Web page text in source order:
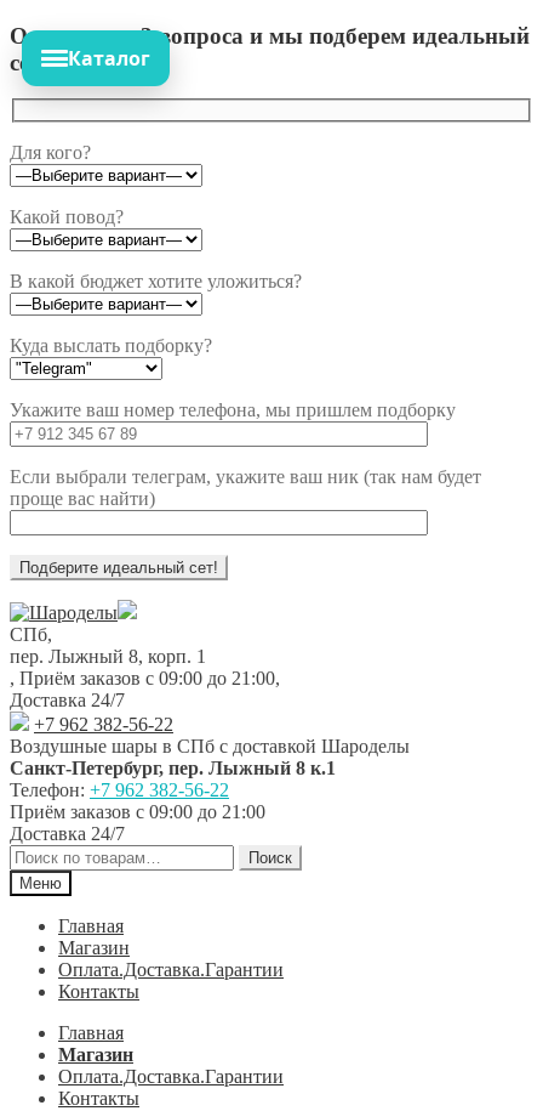
Ответьте на 3 вопроса и мы подберем идеальный
сет!
Для кого?
Какой повод?
В какой бюджет хотите уложиться?
Куда выслать подборку?
Укажите ваш номер телефона, мы пришлем подборку
Если выбрали телеграм, укажите ваш ник (так нам будет
проще вас найти)
Перейти
к
навигации
Перейти
к
содержимому
СПб,
пер. Лыжный 8, корп. 1
, Приём заказов с 09:00 до 21:00,
Доставка 24/7
+7 962 382-56-22
Воздушные шары в СПб с доставкой Шароделы
Санкт-Петербург, пер. Лыжный 8 к.1
Телефон: +7 962 382-56-22
Приём заказов с 09:00 до 21:00
Доставка 24/7
Искать:
Поиск
Меню
Главная
Магазин
Оплата.Доставка.Гарантии
Контакты
Главная
Магазин
Оплата.Доставка.Гарантии
Контакты
Каталог